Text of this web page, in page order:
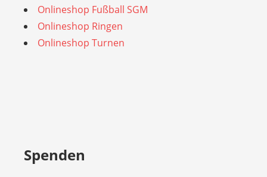
Onlineshop Fußball SGM
Onlineshop Ringen
Onlineshop Turnen
Spenden